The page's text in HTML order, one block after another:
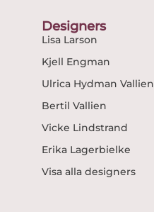
Designers
Lisa Larson
Kjell Engman
Ulrica Hydman Vallien
Bertil Vallien
Vicke Lindstrand
Erika Lagerbielke
Visa alla designers